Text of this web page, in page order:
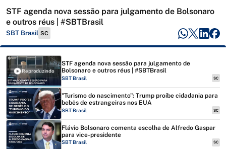
STF agenda nova sessão para julgamento de Bolsonaro
e outros réus | #SBTBrasil
SBT Brasil SC
Reproduzindo
STF agenda nova sessão para julgamento de
Bolsonaro e outros réus | #SBTBrasil
SBT Brasil SC
"Turismo do nascimento": Trump proíbe cidadania para
bebês de estrangeiras nos EUA
SBT Brasil SC
Flávio Bolsonaro comenta escolha de Alfredo Gaspar
para vice-presidente
SBT Brasil SC